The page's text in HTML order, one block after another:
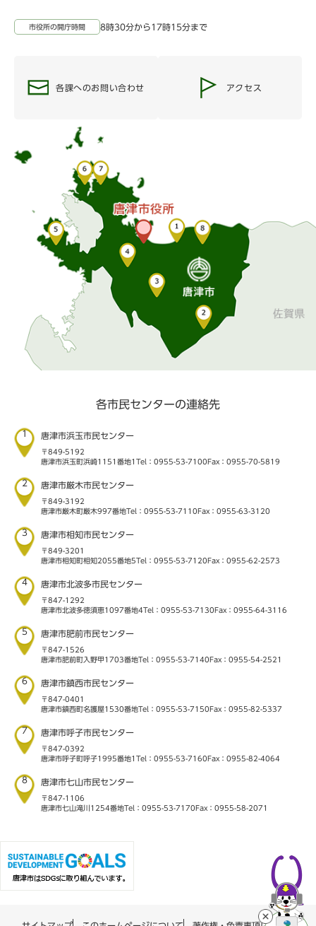
市役所の開庁時間 8時30分から17時15分まで
各課へのお問い合わせ アクセス
各市民センターの連絡先
1 唐津市浜玉市民センター
〒849-5192
唐津市浜玉町浜崎1151番地1 Tel：0955-53-7100 Fax：0955-70-5819
2 唐津市厳木市民センター
〒849-3192
唐津市厳木町厳木997番地Tel：0955-53-7110 Fax：0955-63-3120
3 唐津市相知市民センター
〒849-3201
唐津市相知町相知2055番地5Tel：0955-53-7120 Fax：0955-62-2573
4 唐津市北波多市民センター
〒847-1292
唐津市北波多徳須恵1097番地4Tel：0955-53-7130 Fax：0955-64-3116
5 唐津市肥前市民センター
〒847-1526
唐津市肥前町入野甲1703番地Tel：0955-53-7140 Fax：0955-54-2521
6 唐津市鎮西市民センター
〒847-0401
唐津市鎮西町名護屋1530番地Tel：0955-53-7150 Fax：0955-82-5337
7 唐津市呼子市民センター
〒847-0392
唐津市呼子町呼子1995番地1 Tel：0955-53-7160 Fax：0955-82-4064
8 唐津市七山市民センター
〒847-1106
唐津市七山滝川1254番地Tel：0955-53-7170 Fax：0955-58-2071